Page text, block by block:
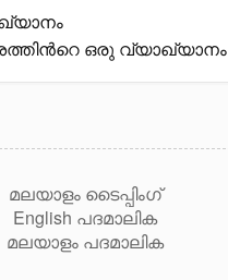
ഒരു വ്യാഖ്യാനം
മലയാളം ടൈപ്പിംഗ്
English പദമാലിക
മലയാളം പദമാലിക